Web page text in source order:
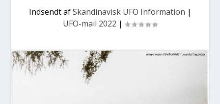
Indsendt afSkandinavisk UFO Information |
UFO-mail 2022 |